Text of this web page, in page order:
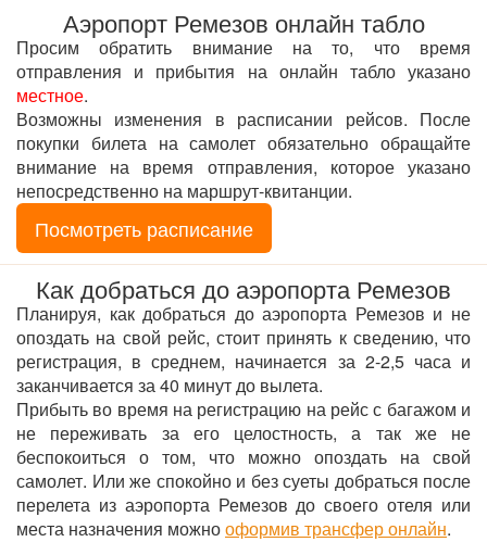
Аэропорт Ремезов онлайн табло
Просим обратить внимание на то, что время
отправления и прибытия на онлайн табло указано
местное.
Возможны изменения в расписании рейсов. После
покупки билета на самолет обязательно обращайте
внимание на время отправления, которое указано
непосредственно на маршрут-квитанции.
Посмотреть расписание
Как добраться до аэропорта Ремезов
Планируя, как добраться до аэропорта Ремезов и не
опоздать на свой рейс, стоит принять к сведению, что
регистрация, в среднем, начинается за 2-2,5 часа и
заканчивается за 40 минут до вылета.
Прибыть во время на регистрацию на рейс с багажом и
не переживать за его целостность, а так же не
беспокоиться о том, что можно опоздать на свой
самолет. Или же спокойно и без суеты добраться после
перелета из аэропорта Ремезов до своего отеля или
места назначения можнооформив трансфер онлайн.